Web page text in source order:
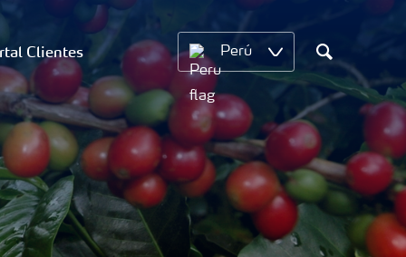
Clientes Perú
Search